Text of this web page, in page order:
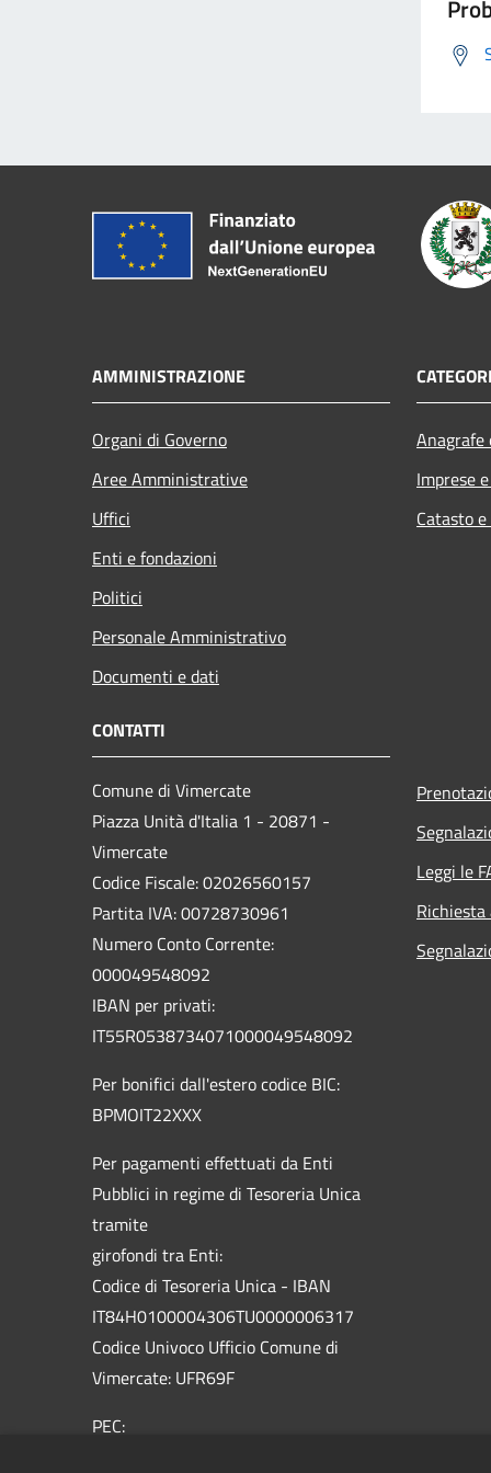
AMMINISTRAZIONE
Organi di Governo
Aree Amministrative
Uffici
Enti e fondazioni
Politici
Personale Amministrativo
Documenti e dati
Imprese
Catasto
CONTATTI
Comune di Vimercate
Piazza Unità d'Italia 1 - 20871 -
Vimercate
Codice Fiscale: 02026560157
Partita IVA: 00728730961
Numero Conto Corrente:
000049548092
IBAN per privati:
IT55R0538734071000049548092
Per bonifici dall'estero codice BIC:
BPMOIT22XXX
Per pagamenti effettuati da Enti
Pubblici in regime di Tesoreria Unica
tramite
girofondi tra Enti:
Codice di Tesoreria Unica - IBAN
IT84H0100004306TU0000006317
Codice Univoco Ufficio Comune di
Vimercate: UFR69F
PEC:
Leggi le